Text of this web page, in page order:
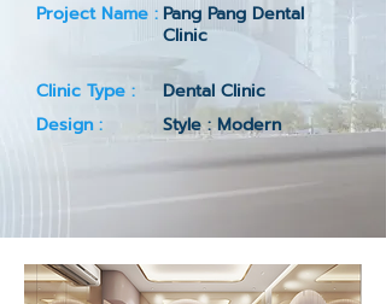
Project Name : Pang Pang Dental
Clinic
Clinic Type :
Dental Clinic
Design :
Style : Modern